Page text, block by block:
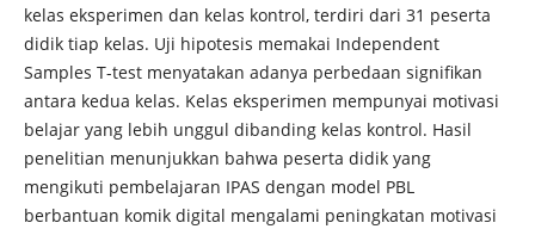
kelas eksperimen dan kelas kontrol, terdiri dari 31 peserta
didik tiap kelas. Uji hipotesis memakai Independent
Samples T-test menyatakan adanya perbedaan signifikan
antara kedua kelas. Kelas eksperimen mempunyai motivasi
belajar yang lebih unggul dibanding kelas kontrol. Hasil
penelitian menunjukkan bahwa peserta didik yang
mengikuti pembelajaran IPAS dengan model PBL
berbantuan komik digital mengalami peningkatan motivasi